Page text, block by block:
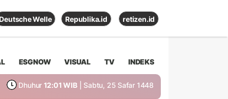
Deutsche Welle Republika.id retizen.id
ESGNOW VISUAL TV INDEKS
Dhuhur 12:01 WIB | Sabtu, 25 Safar 1448